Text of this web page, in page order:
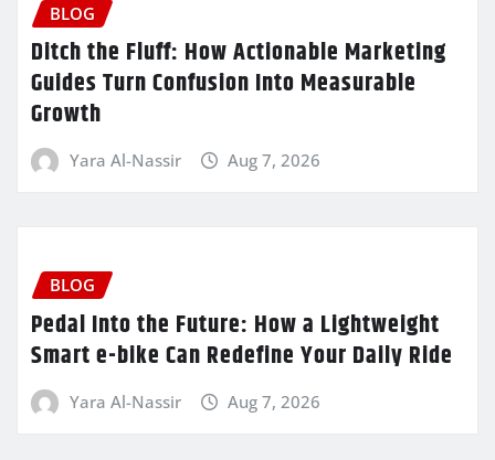
BLOG
Ditch the Fluff: How Actionable Marketing
Guides Turn Confusion Into Measurable
Growth
Yara Al-Nassir Aug 7, 2026
BLOG
Pedal Into the Future: How a Lightweight
Smart e-bike Can Redefine Your Daily Ride
Yara Al-Nassir Aug 7, 2026